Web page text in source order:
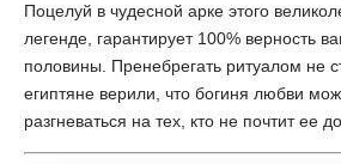
Поцелуй в чудесной арке этого
легенде, гарантирует 100% верность
половины. Пренебрегать ритуалом не
египтяне верили, что богиня любви
разгневаться на тех, кто не почтит ее